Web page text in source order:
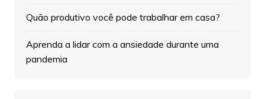
Quão produtivo você pode trabalhar em casa?
Aprenda a lidar com a ansiedade durante uma
pandemia